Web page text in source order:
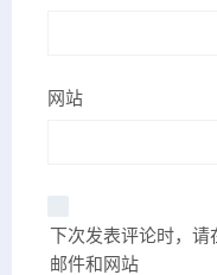
网站
下次发表评论时，
邮件和网站